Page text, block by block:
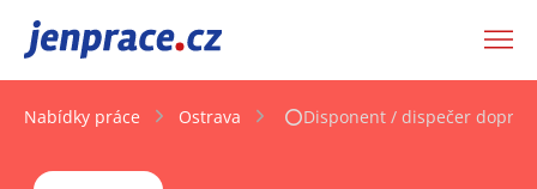
JenPráce.cz
Nabídky práce Ostrava ⭕Disponent / dispečer